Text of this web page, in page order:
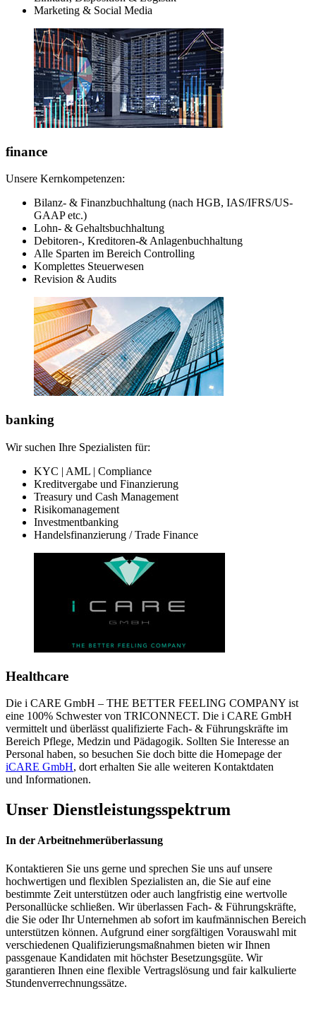
Marketing & Social Media
finance
Unsere Kernkompetenzen:
Bilanz- & Finanzbuchhaltung (nach HGB, IAS/IFRS/US-
GAAP etc.)
Lohn- & Gehaltsbuchhaltung
Debitoren-, Kreditoren-& Anlagenbuchhaltung
Alle Sparten im Bereich Controlling
Komplettes Steuerwesen
Revision & Audits
banking
Wir suchen Ihre Spezialisten für:
KYC | AML | Compliance
Kreditvergabe und Finanzierung
Treasury und Cash Management
Risikomanagement
Investmentbanking
Handelsfinanzierung / Trade Finance
Healthcare
Die i CARE GmbH – THE BETTER FEELING COMPANY ist
eine 100% Schwester von TRICONNECT. Die i CARE GmbH
vermittelt und überlässt qualifizierte Fach- & Führungskräfte im
Bereich Pflege, Medzin und Pädagogik. Sollten Sie Interesse an
Personal haben, so besuchen Sie doch bitte die Homepage der
iCARE GmbH, dort erhalten Sie alle weiteren Kontaktdaten
und Informationen.
Unser Dienstleistungsspektrum
In der Arbeitnehmerüberlassung
Kontaktieren Sie uns gerne und sprechen Sie uns auf unsere
hochwertigen und flexiblen Spezialisten an, die Sie auf eine
bestimmte Zeit unterstützen oder auch langfristig eine wertvolle
Personallücke schließen. Wir überlassen Fach- & Führungskräfte,
die Sie oder Ihr Unternehmen ab sofort im kaufmännischen Bereich
unterstützen können. Aufgrund einer sorgfältigen Vorauswahl mit
verschiedenen Qualifizierungsmaßnahmen bieten wir Ihnen
passgenaue Kandidaten mit höchster Besetzungsgüte. Wir
garantieren Ihnen eine flexible Vertragslösung und fair kalkulierte
Stundenverrechnungssätze.